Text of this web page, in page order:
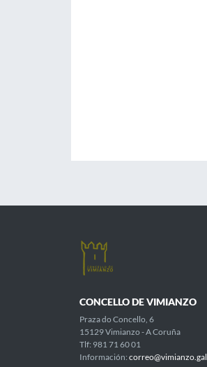
CONCELLO DE VIMIANZO
Praza do Concello, 6
15129 Vimianzo - A Coruña
Tlf: 981 71 60 01
Información: correo@vimianzo.gal